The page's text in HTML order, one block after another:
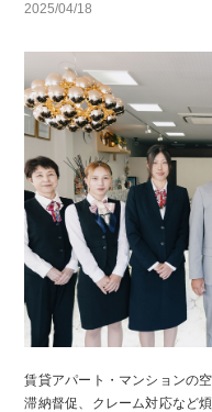
2025/04/18
賃貸アパート・マンションの
滞納督促、クレーム対応など